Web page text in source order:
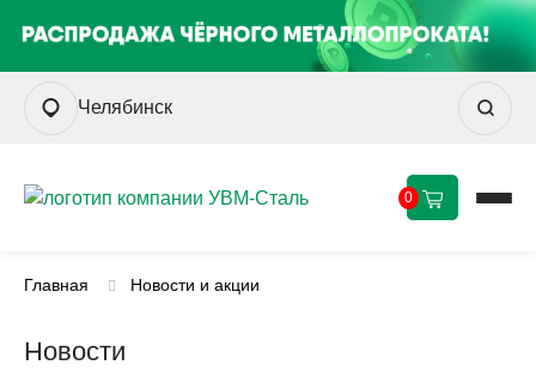
Челябинск
0
Главная Новости и акции
Новости